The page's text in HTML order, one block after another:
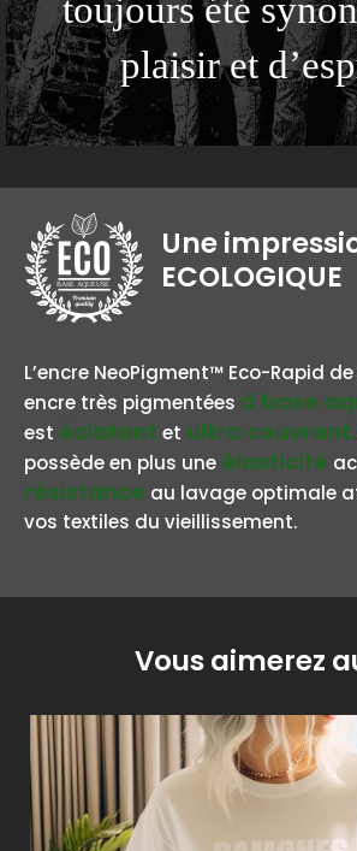
toujours été
plaisir et
BASE AQUEUSE
Une
ECOLOGIQUE
L’encre NeoPigment™ Eco-Rapid
encre très pigmentées à base
est éclatant et ultra couvrant.
possède en plus une élasticité
résistance au lavage optimale
vos textiles du vieillissement.
Vous aimerez